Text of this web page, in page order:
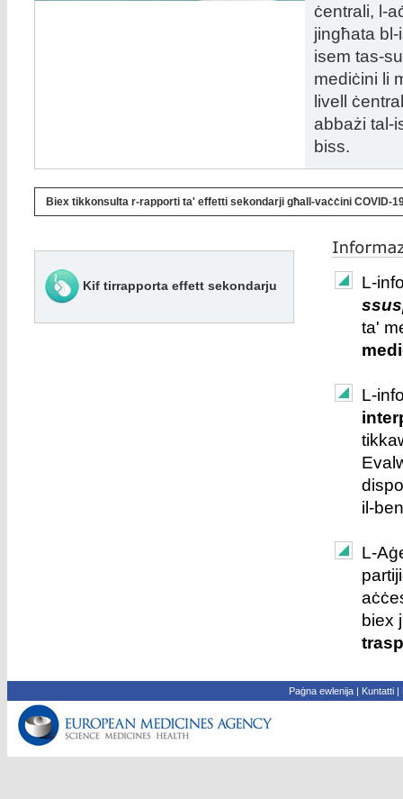
ċentrali, l-
jingħata
isem tas-
mediċini li
livell
abbażi tal-
biss.
Biex tikkonsulta r-rapporti ta' effetti sekondarji għall-vaċċini COVID-
Kif tirrapporta effett sekondarju
L-
ta'
L-
il-
L-
biex
Paġna ewlenija| Kuntatti|